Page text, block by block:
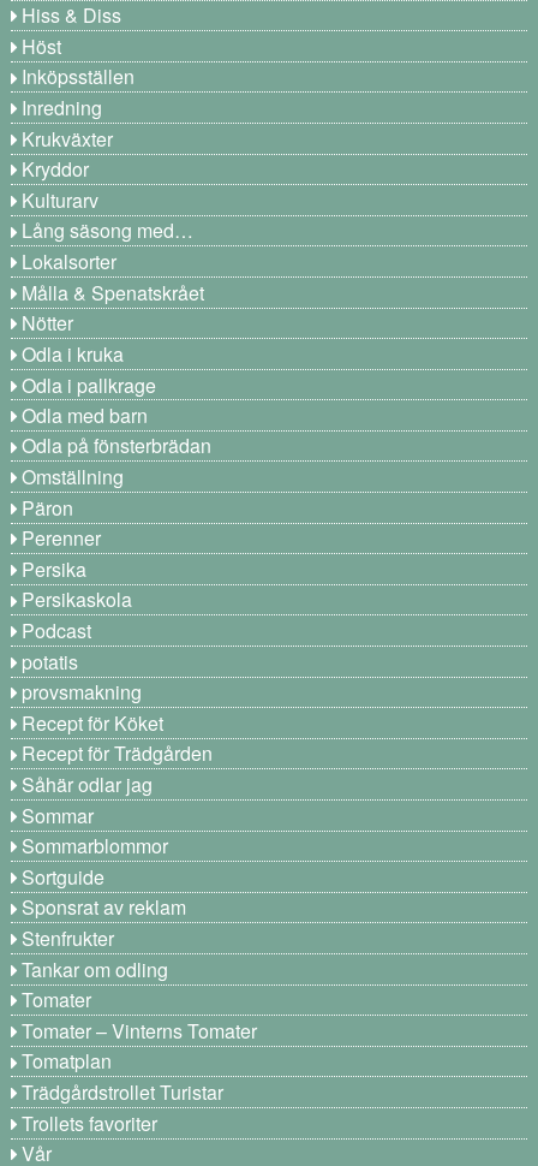
Hiss & Diss
Höst
Inköpsställen
Inredning
Krukväxter
Kryddor
Kulturarv
Lång säsong med…
Lokalsorter
Målla & Spenatskrået
Nötter
Odla i kruka
Odla i pallkrage
Odla med barn
Odla på fönsterbrädan
Omställning
Päron
Perenner
Persika
Persikaskola
Podcast
potatis
provsmakning
Recept för Köket
Recept för Trädgården
Såhär odlar jag
Sommar
Sommarblommor
Sortguide
Sponsrat av reklam
Stenfrukter
Tankar om odling
Tomater
Tomater – Vinterns Tomater
Tomatplan
Trädgårdstrollet Turistar
Trollets favoriter
Vår